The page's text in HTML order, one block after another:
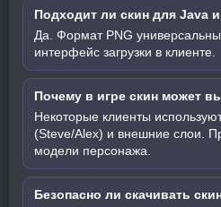
Подходит ли скин для Java
Да. Формат PNG
интерфейс загрузки в клиенте.
Почему в игре скин может
Некоторые клиенты
(Steve/Alex) и внешние слои.
модели персонажа.
Безопасно ли скачивать